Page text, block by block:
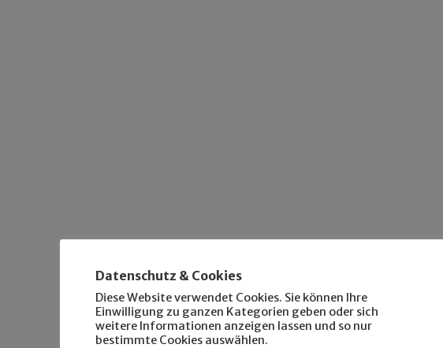
Datenschutz & Cookies
Diese Website verwendet Cookies. Sie können Ihre
Einwilligung zu ganzen Kategorien geben oder sich
weitere Informationen anzeigen lassen und so nur
bestimmte Cookies auswählen.